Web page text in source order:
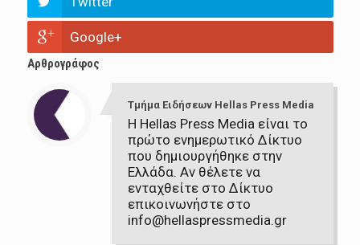
Google+
Αρθρογράφος
Τμήμα Ειδήσεων Hellas Press Media
Η Hellas Press Media είναι το
πρώτο ενημερωτικό Δίκτυο
που δημιουργήθηκε στην
Ελλάδα. Αν θέλετε να
ενταχθείτε στο Δίκτυο
επικοινωνήστε στο
info@hellaspressmedia.gr